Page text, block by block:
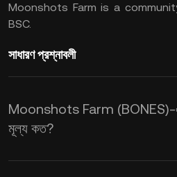
Moonshots Farm is a
BSC.
সাধারণ প্রশ্নাবলী
Moonshots Farm (BONES)-এর
মূল্য কত?